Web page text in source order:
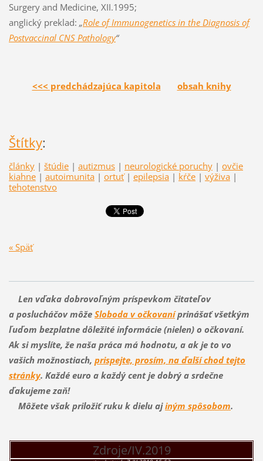
Surgery and Medicine, XII.1995;
anglický preklad: „Role of Immunogenetics in the Diagnosis of
Postvaccinal CNS Pathology“
<<< predchádzajúca kapitola obsah knihy
Štítky:
články | štúdie | autizmus | neurologické poruchy | ovčie
kiahne | autoimunita | ortuť | epilepsia | kŕče | výživa |
tehotenstvo
« Späť
Len vďaka dobrovoľným príspevkom čitateľov
a poslucháčov môže Sloboda v očkovaníprinášať všetkým
ľuďom bezplatne dôležité informácie (nielen) o očkovaní.
Ak si myslíte, že naša práca má hodnotu, a ak je to vo
vašich možnostiach, prispejte, prosím, na ďalší chod tejto
stránky. Každé euro a každý cent je dobrý a srdečne
ďakujeme zaň!
Môžete však priložiť ruku k dielu ajiným spôsobom.
Zdroje/IV.2019